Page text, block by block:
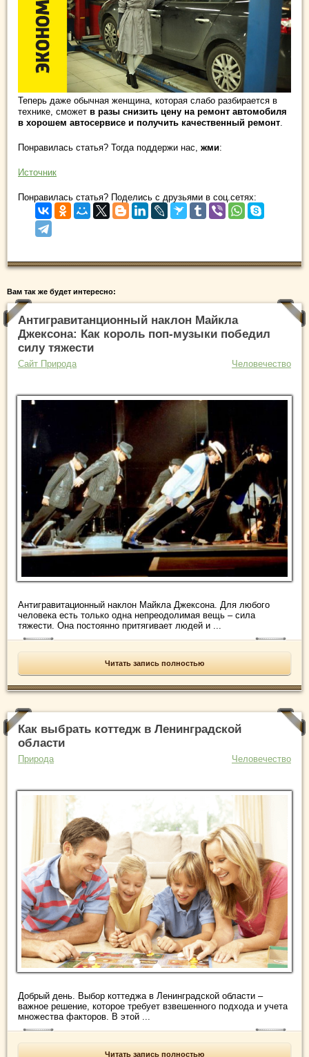
Теперь даже обычная женщина, которая слабо разбирается в
технике, сможет в разы снизить цену на ремонт автомобиля
в хорошем автосервисе и получить качественный ремонт
Понравилась статья? Тогда поддержи нас, жми:
Источник
Понравилась статья? Поделись с друзьями в соц.сетях:
Вам так же будет интересно:
Антигравитанционный наклон Майкла
Джексона: Как король поп-музыки победил
силу тяжести
Сайт Природа Человечество
Антигравитационный наклон Майкла Джексона. Для любого
человека есть только одна непреодолимая вещь – сила
тяжести. Она постоянно притягивает людей и ...
Читать запись полностью
Как выбрать коттедж в Ленинградской
области
Природа Человечество
Добрый день. Выбор коттеджа в Ленинградской области –
важное решение, которое требует взвешенного подхода и учета
множества факторов. В этой ...
Читать запись полностью